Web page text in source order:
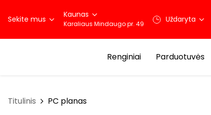
Sekite mus Kaunas
Karaliaus Mindaugo pr. 49 Uždaryta
Renginiai Parduotuvės
Titulinis PC planas